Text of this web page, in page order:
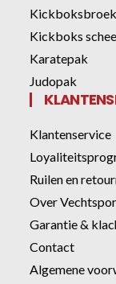
Kickboks
Karatepak
Judopak
Klantenservice
Ruilen en
Over
Garantie &
Contact
Algemene